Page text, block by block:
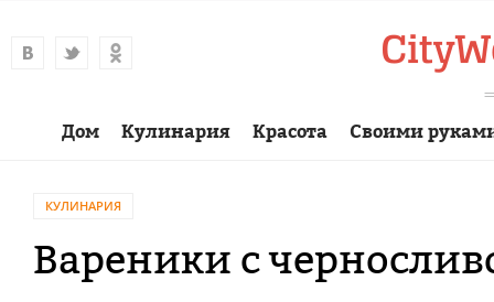
Дом Кулинария Красота Своими
КУЛИНАРИЯ
Вареники с